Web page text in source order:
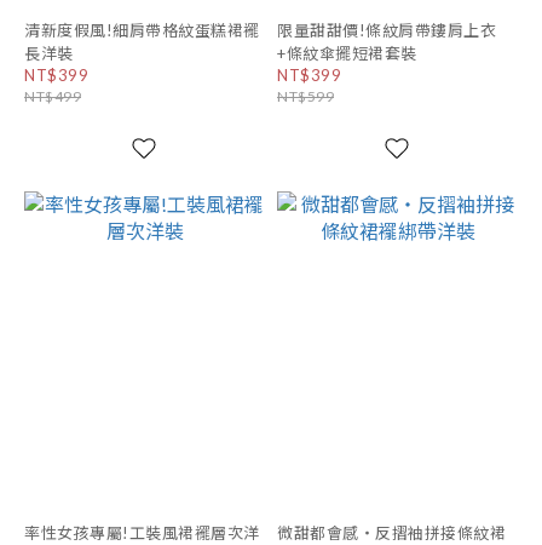
清新度假風!細肩帶格紋蛋糕裙襬
長洋裝
NT$399
NT$499
限量甜甜價!條紋肩帶鏤肩上衣
+條紋傘擺短裙套裝
NT$399
NT$599
率性女孩專屬!工裝風裙襬層次洋
微甜都會感・反摺袖拼接條紋裙